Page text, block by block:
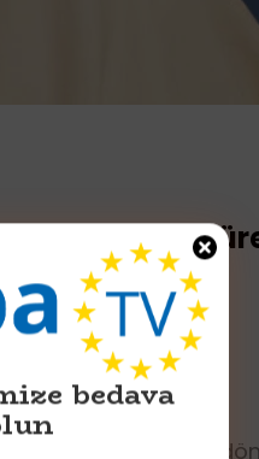
ve
kaybetti. Son
bedava